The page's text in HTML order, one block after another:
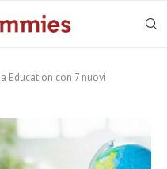
Education con 7 nuovi